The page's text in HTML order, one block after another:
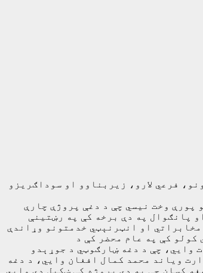
فرعي لارو، زیربناوو او سوداګریزو
پورې وخت نیسي چې د دغې پروژې چارې
پانګوال په دې برخه کې په رښتینې
او انټرنېټي خدمتونو وړاندې
کې په عام محضر کې د
وايي، چې د دغه ښارګوټي د جوړېدو
ویاند محمد کمال افغان وايي، د دغه
کسان چې په دې پروژه کې ښکېل دي وايي